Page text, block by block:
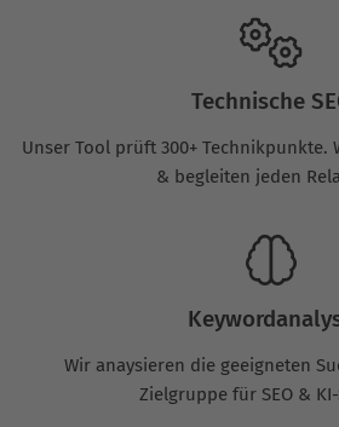
Technische
Unser Tool prüft 300+ Technikpunkte.
& begleiten jeden
Wir anaysieren die geeigneten
Zielgruppe für SEO &